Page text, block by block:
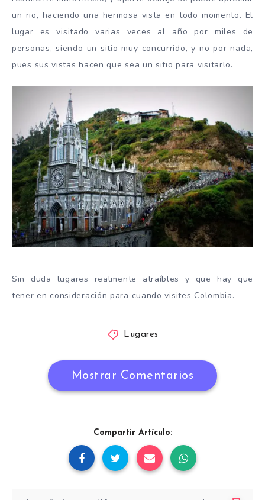
un rio, haciendo una hermosa vista en todo momento. El
lugar es visitado varias veces al año por miles de
personas, siendo un sitio muy concurrido, y no por nada,
pues sus vistas hacen que sea un sitio para visitarlo.
Sin duda lugares realmente atraíbles y que hay que
tener en consideración para cuando visites Colombia.
Lugares
Mostrar Comentarios
Compartir Artículo: